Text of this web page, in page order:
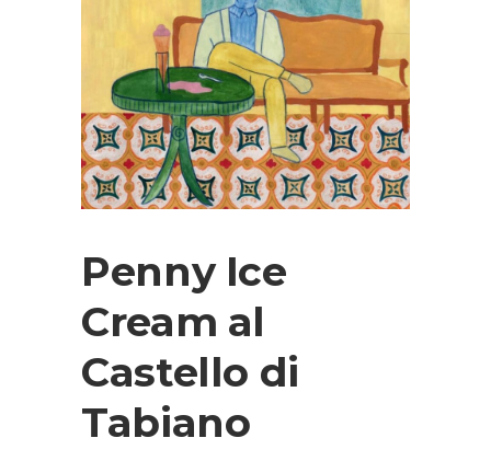
Penny Ice
Cream al
Castello di
Tabiano